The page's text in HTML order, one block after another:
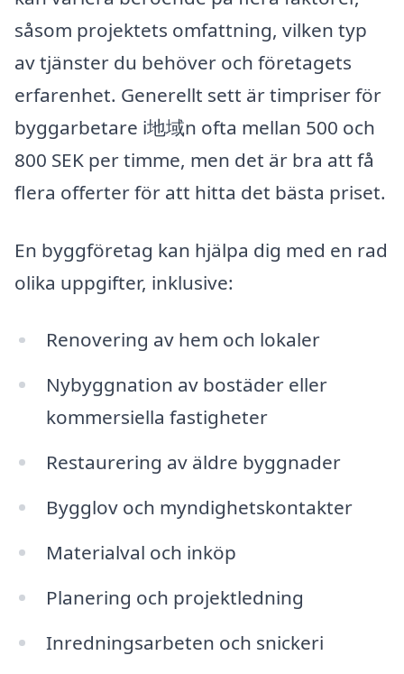
såsom projektets omfattning, vilken typ
av tjänster du behöver och företagets
erfarenhet. Generellt sett är timpriser för
byggarbetare i地域n ofta mellan 500 och
800 SEK per timme, men det är bra att få
flera offerter för att hitta det bästa priset.
En byggföretag kan hjälpa dig med en rad
olika uppgifter, inklusive:
Renovering av hem och lokaler
Nybyggnation av bostäder eller
kommersiella fastigheter
Restaurering av äldre byggnader
Bygglov och myndighetskontakter
Materialval och inköp
Planering och projektledning
Inredningsarbeten och snickeri